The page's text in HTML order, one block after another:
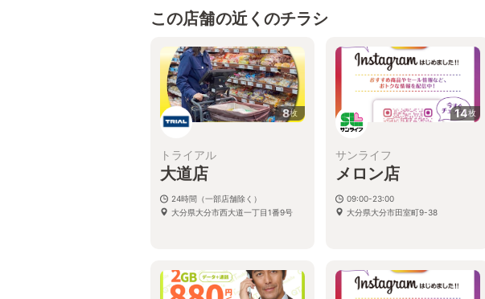
この店舗の近くのチラシ
8枚
トライアル
大道店
24時間（一部店舗除く）
大分県大分市西大道一丁目1番9号
14枚
サンライフ
メロン店
09:00-23:00
大分県大分市田室町9-38